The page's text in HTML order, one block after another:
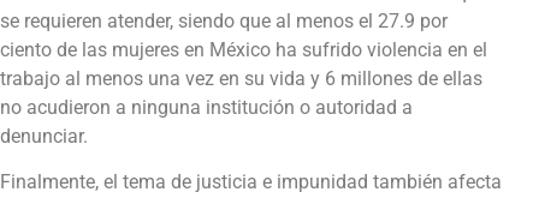
se requieren atender, siendo que al menos el 27.9 por
ciento de las mujeres en México ha sufrido violencia en el
trabajo al menos una vez en su vida y 6 millones de ellas
no acudieron a ninguna institución o autoridad a
denunciar.
Finalmente, el tema de justicia e impunidad también afecta